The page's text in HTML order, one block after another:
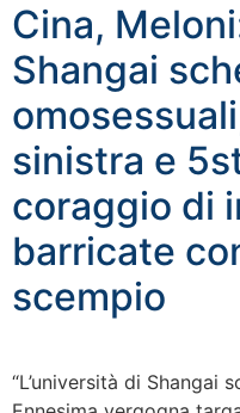
Cina,
Shangai
sinistra e
coraggio di
barricate
scempio
“L’università di Shangai